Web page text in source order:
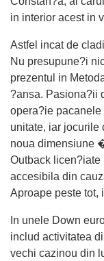
in interior acest in
Astfel incat de
Nu presupune?i
prezentul in
?ansa. Pasiona?ii
opera?ie
unitate, iar jocurile
noua dimensiune
Outback
accesibila din
Aproape peste tot,
In unele Down
includ activitatea
vechi cazinou din